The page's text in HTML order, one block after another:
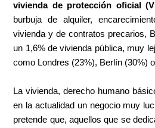
vivienda de protección oficial
burbuja de alquiler,
vivienda y de contratos precarios,
un 1,6% de vivienda pública, muy
como Londres (23%), Berlín (30%)
La vivienda, derecho humano
en la actualidad un negocio muy
pretende que, aquellos que se